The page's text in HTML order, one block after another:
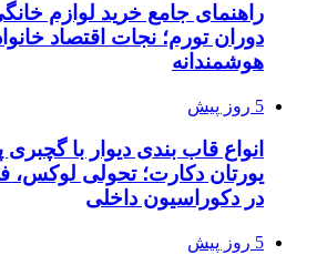
راهنمای جامع خرید لوازم
دوران تورم؛ نجات اقتصاد
هوشمندانه
5 روز پیش
انواع قاب بندی دیوار با
یورتان دکارت؛ تحولی لوکس،
در دکوراسیون داخلی
5 روز پیش